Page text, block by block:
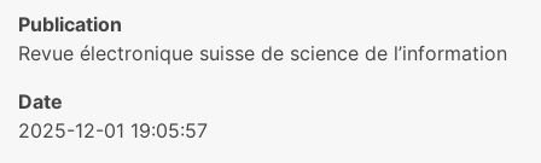
Publication
Revue électronique suisse de science de l’information
Date
2025-12-01 19:05:57